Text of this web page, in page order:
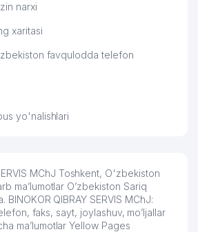
narxi
xaritasi
favqulodda telefon
yo'nalishlari
MChJ Toshkent, O'zbekiston
ma’lumotlar O’zbekiston Sariq
QIBRAY SERVIS MChJ:
faks, sayt, joylashuv, mo’ljallar
ma’lumotlar Yellow Pages